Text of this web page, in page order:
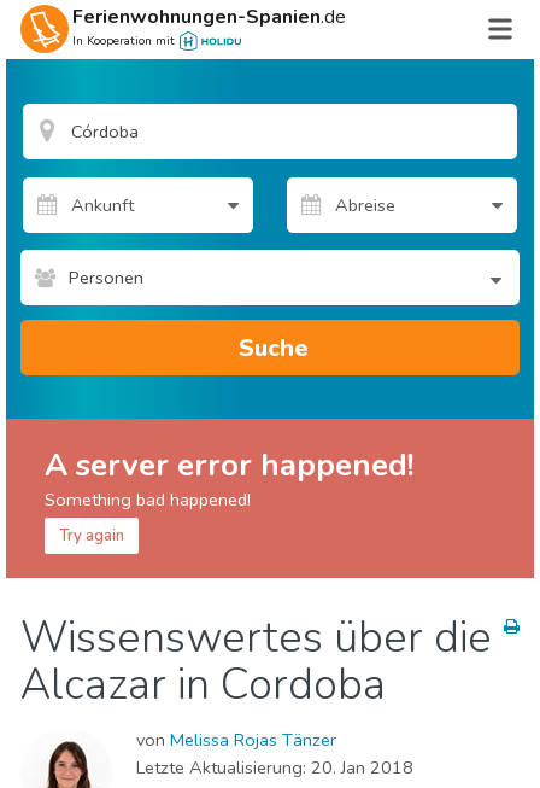
Ferienwohnungen-Spanien.de
In Kooperation mit
Personen
Suche
A server error happened!
Something bad happened!
Try again
Essen & Restaurants
Lokale Veranstaltungen
Museen & Kunst
Natur & Freizeit
Wissenswertes über die
Alcazar in Cordoba
von Melissa Rojas Tänzer
Letzte Aktualisierung: 20. Jan 2018